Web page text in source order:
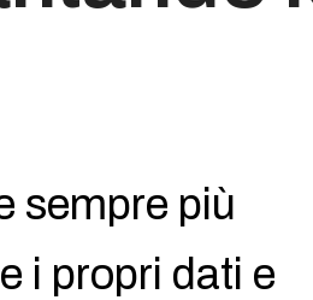
sempre più
i propri dati e